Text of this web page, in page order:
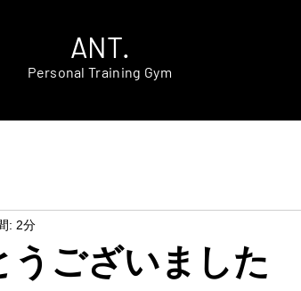
ANT.
Personal Training Gym
うございました
: 2分